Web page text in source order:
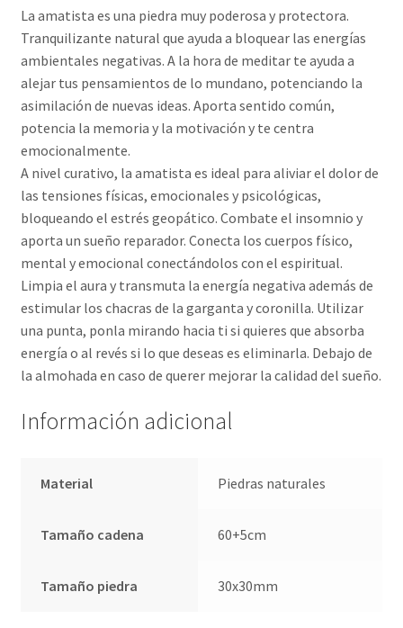
La amatista es una piedra muy poderosa y protectora.
Tranquilizante natural que ayuda a bloquear las energías
ambientales negativas. A la hora de meditar te ayuda a
alejar tus pensamientos de lo mundano, potenciando la
asimilación de nuevas ideas. Aporta sentido común,
potencia la memoria y la motivación y te centra
emocionalmente.
A nivel curativo, la amatista es ideal para aliviar el dolor de
las tensiones físicas, emocionales y psicológicas,
bloqueando el estrés geopático. Combate el insomnio y
aporta un sueño reparador. Conecta los cuerpos físico,
mental y emocional conectándolos con el espiritual.
Limpia el aura y transmuta la energía negativa además de
estimular los chacras de la garganta y coronilla. Utilizar
una punta, ponla mirando hacia ti si quieres que absorba
energía o al revés si lo que deseas es eliminarla. Debajo de
la almohada en caso de querer mejorar la calidad del sueño.
Información adicional
Material Piedras naturales
Tamaño cadena 60+5cm
Tamaño piedra 30x30mm